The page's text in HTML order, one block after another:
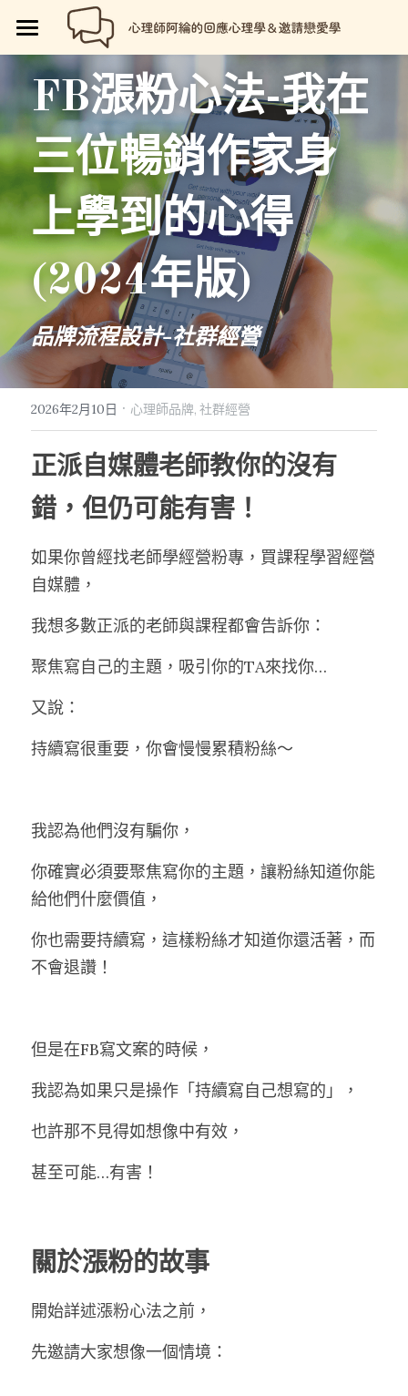
🏡首頁
回應心理學
📗回應心理學
💼【就享知】職場專欄
好人卡計畫
🏷️好人卡「給予祝福」
🏕️好人卡店家
邀請戀愛學
邀請戀愛學
😍性愛玩樂
😄親密連結
😡衝突解決
☺️成熟自我
😘恆溫日常
💔總是愛錯人【專欄】
💖讓操控失效【專欄】
🥹戀愛裡的眼淚【專欄】
🎴戀愛邀請卡【Let Love In】
📑Love Notes
品牌流程設計
💡品牌流程設計
🖥️7天網站架設
📝SEO文章服務
🗒️系列文標題生成術
📊作品集
關於我
😱我是阿綸
📚阿綸的書單
🎫阿綸喜歡的店家
📝所有文章
💸Portaly分站
🎁就愛免費
FB漲粉心法-我在
三位暢銷作家身
上學到的心得
(2024年版)
品牌流程設計-社群經營
2026年2月10日 · 心理師品牌, 社群經營
正派自媒體老師教你的沒有
錯，但仍可能有害！
如果你曾經找老師學經營粉專，買課程學習經營
自媒體，
我想多數正派的老師與課程都會告訴你：
聚焦寫自己的主題，吸引你的TA來找你…
又說：
持續寫很重要，你會慢慢累積粉絲～
我認為他們沒有騙你，
你確實必須要聚焦寫你的主題，讓粉絲知道你能
給他們什麼價值，
你也需要持續寫，這樣粉絲才知道你還活著，而
不會退讚！
但是在FB寫文案的時候，
我認為如果只是操作「持續寫自己想寫的」，
也許那不見得如想像中有效，
甚至可能…有害！
關於漲粉的故事
開始詳述漲粉心法之前，
先邀請大家想像一個情境：